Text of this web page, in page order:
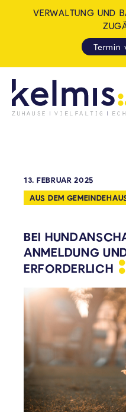
VERWALTUNG UND
Termin
13. FEBRUAR 2025
AUS DEM
BEI
ANMELDUNG
ERFORDERLICH